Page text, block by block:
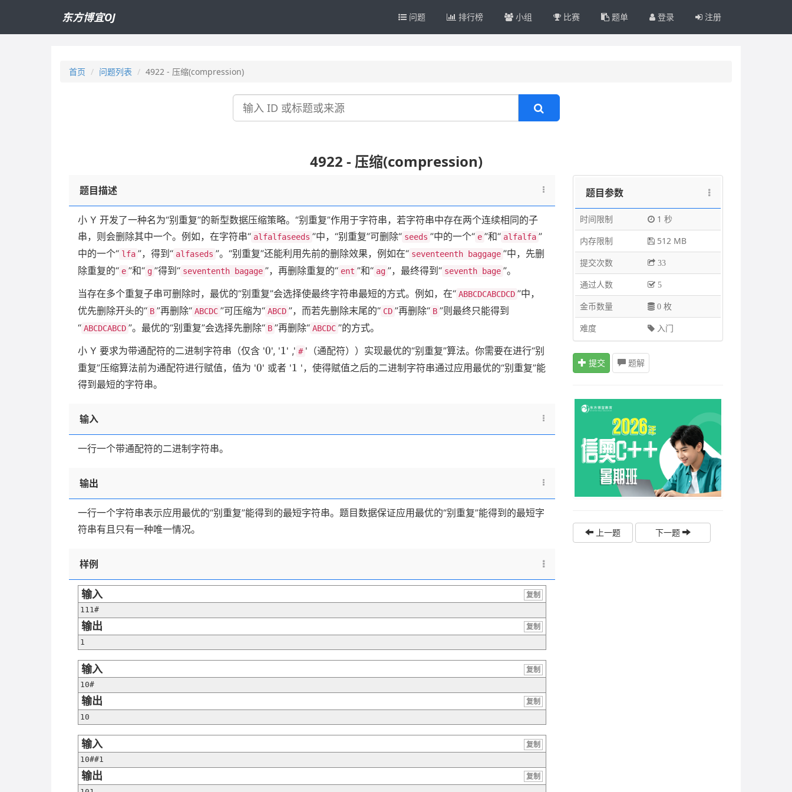
东方博宜OJ 问题 排行榜 小组 比赛 题单 登录 注册
首页 问题列表 4922 - 压缩(compression)
搜
4922 - 压缩(compression)
题目描述
小 Y 开发了一种名为“别重复”的新型数据压缩策略。“别重复”作用于字符串，若字符串中存在两个连续相同的子
串，则会删除其中一个。例如，在字符串“ alfalfaseeds ”中，“别重复”可删除“ seeds ”中的一个“ e ”和“ alfalfa ”
中的一个“ lfa ”，得到“ alfaseds ”。“别重复”还能利用先前的删除效果，例如在“ seventeenth baggage ”中，先删
除重复的“ e ”和“ g ”得到“ sevententh bagage ”，再删除重复的“ ent ”和“ ag ”，最终得到“ seventh bage ”。
当存在多个重复子串可删除时，最优的“别重复”会选择使最终字符串最短的方式。例如，在“ ABBCDCABCDCD ”中，
优先删除开头的“ B ”再删除“ ABCDC ”可压缩为“ ABCD ”，而若先删除末尾的“ CD ”再删除“ B ”则最终只能得到
“ ABCDCABCD ”。最优的“别重复”会选择先删除“ B ”再删除“ ABCDC ”的方式。
小 Y 要求为带通配符的二进制字符串（仅含 '0
0', '1
1' ,' # '（通配符））实现最优的“别重复”算法。你需要在进行“别
重复”压缩算法前为通配符进行赋值，值为 '0
0' 或者 '1
1 '，使得赋值之后的二进制字符串通过应用最优的“别重复”能
得到最短的字符串。
输入
一行一个带通配符的二进制字符串。
输出
一行一个字符串表示应用最优的“别重复”能得到的最短字符串。题目数据保证应用最优的“别重复”能得到的最短字
符串有且只有一种唯一情况。
样例
输入
复制
111#
输出
复制
1
输入
复制
10#
输出
复制
10
输入
复制
10##1
输出
复制
题目参数
时间限制
1 秒
内存限制
512 MB
提交次数
33
通过人数 5
金币数量 0 枚
难度 入门
提交 题解
上一题 下一题